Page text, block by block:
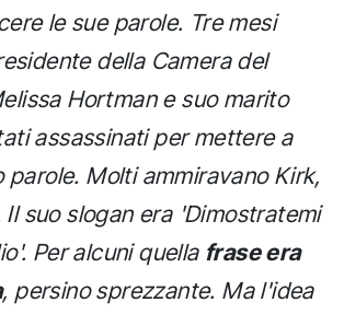
le sue parole. Tre mesi
della Camera del
Hortman e suo marito
assassinati per mettere a
parole. Molti ammiravano Kirk,
suo slogan era 'Dimostratemi
Per alcuni quella frase era
, persino sprezzante. Ma l'idea